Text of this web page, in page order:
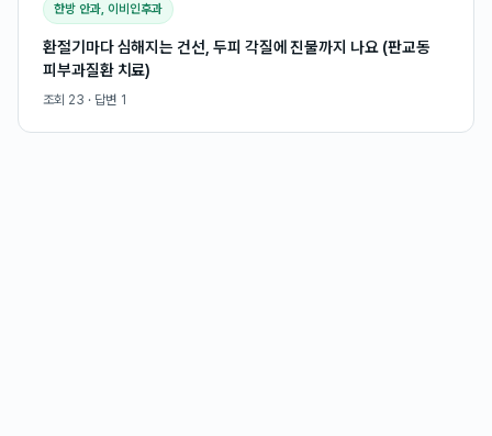
한방 안과, 이비인후과
환절기마다 심해지는 건선, 두피 각질에 진물까지 나요 (판교동
피부과질환 치료)
조회 23 · 답변 1